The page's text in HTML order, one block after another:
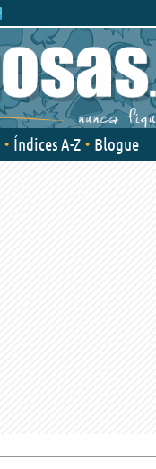
Índices A-Z Blogue